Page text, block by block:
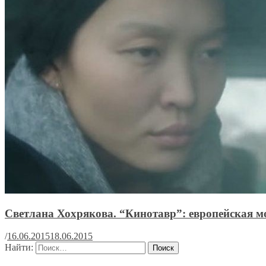
Светлана Хохрякова. “Кинотавр”: европейская
/16.06.201518.06.2015
Найти: